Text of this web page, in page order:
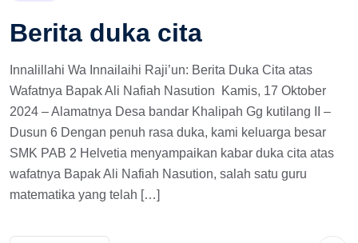
Berita duka cita
Innalillahi Wa Innailaihi Raji’un: Berita Duka Cita atas
Wafatnya Bapak Ali Nafiah Nasution Kamis, 17 Oktober
2024 – Alamatnya Desa bandar Khalipah Gg kutilang II –
Dusun 6 Dengan penuh rasa duka, kami keluarga besar
SMK PAB 2 Helvetia menyampaikan kabar duka cita atas
wafatnya Bapak Ali Nafiah Nasution, salah satu guru
matematika yang telah […]